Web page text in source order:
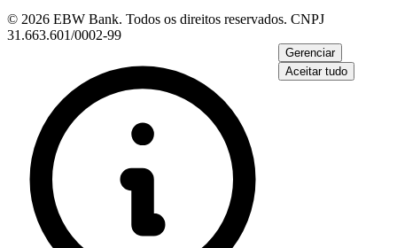
© 2026 EBW Bank. Todos os direitos reservados. CNPJ
31.663.601/0002-99
Gerenciar
Aceitar tudo